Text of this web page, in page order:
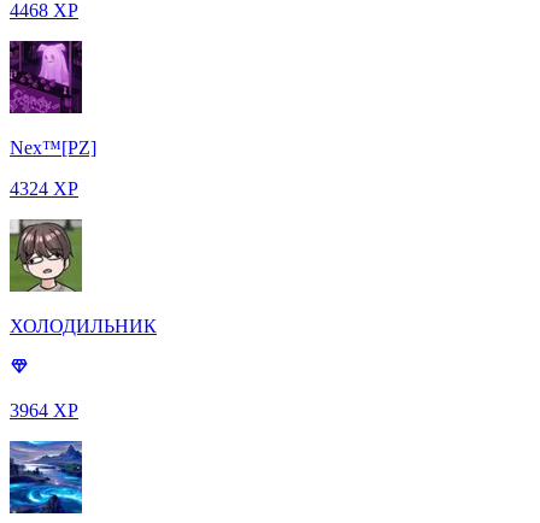
4468 XP
Nex™[PZ]
4324 XP
ХОЛОДИЛЬНИК
3964 XP